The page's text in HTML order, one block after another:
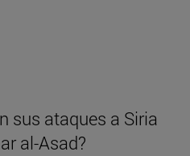
sus ataques a Siria
al-Asad?